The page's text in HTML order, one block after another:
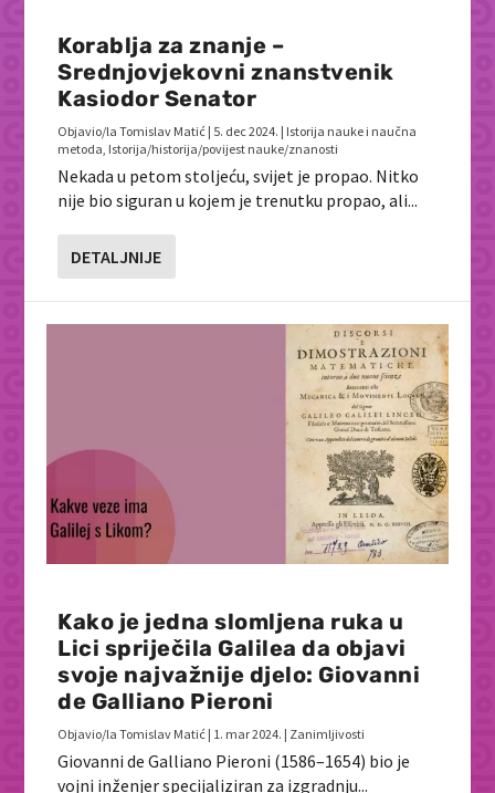
Korablja za znanje –
Srednjovjekovni znanstvenik
Kasiodor Senator
Objavio/laTomislav Matić | 5. dec 2024. | Istorija nauke i naučna
metoda Istorija/historija/povijest nauke/znanosti
Nekada u petom stoljeću, svijet je propao. Nitko
nije bio siguran u kojem je trenutku propao, ali...
DETALJNIJE
Kako je jedna slomljena ruka u
Lici spriječila Galilea da objavi
svoje najvažnije djelo: Giovanni
de Galliano Pieroni
Objavio/laTomislav Matić | 1. mar 2024. | Zanimljivosti
Giovanni de Galliano Pieroni (1586–1654) bio je
vojni inženjer specijaliziran za izgradnju...